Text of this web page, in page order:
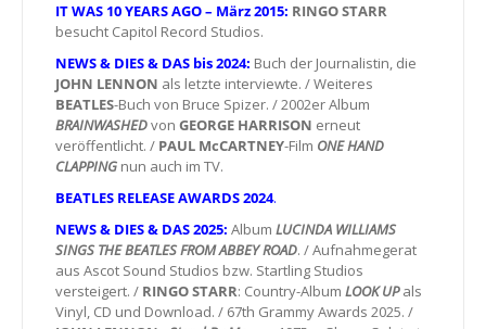
IT WAS 10 YEARS AGO – März 2015: RINGO STARR
besucht Capitol Record Studios.
NEWS & DIES & DAS bis 2024: Buch der Journalistin, die
JOHN LENNON als letzte interviewte. / Weiteres
BEATLES-Buch von Bruce Spizer. / 2002er Album
BRAINWASHEDvon GEORGE HARRISON erneut
veröffentlicht. / PAUL McCARTNEY-Film ONE HAND
CLAPPING nun auch im TV.
BEATLES RELEASE AWARDS 2024.
NEWS & DIES & DAS 2025: Album LUCINDA WILLIAMS
SINGS THE BEATLES FROM ABBEY ROAD. / Aufnahmegerat
aus Ascot Sound Studios bzw. Startling Studios
versteigert. / RINGO STARR: Country-Album LOOK UPals
Vinyl, CD und Download. / 67th Grammy Awards 2025. /